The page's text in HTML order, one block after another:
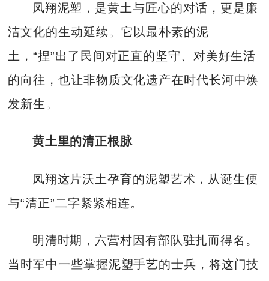
凤翔泥塑，是黄土与匠心的对话，更是廉
洁文化的生动延续。它以最朴素的泥
土，“捏”出了民间对正直的坚守、对美好生活
的向往，也让非物质文化遗产在时代长河中焕
发新生。
黄土里的清正根脉
凤翔这片沃土孕育的泥塑艺术，从诞生便
与“清正”二字紧紧相连。
明清时期，六营村因有部队驻扎而得名。
当时军中一些掌握泥塑手艺的士兵，将这门技